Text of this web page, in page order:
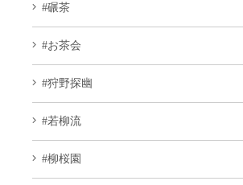
#碾茶
#お茶会
#狩野探幽
#若柳流
#柳桜園